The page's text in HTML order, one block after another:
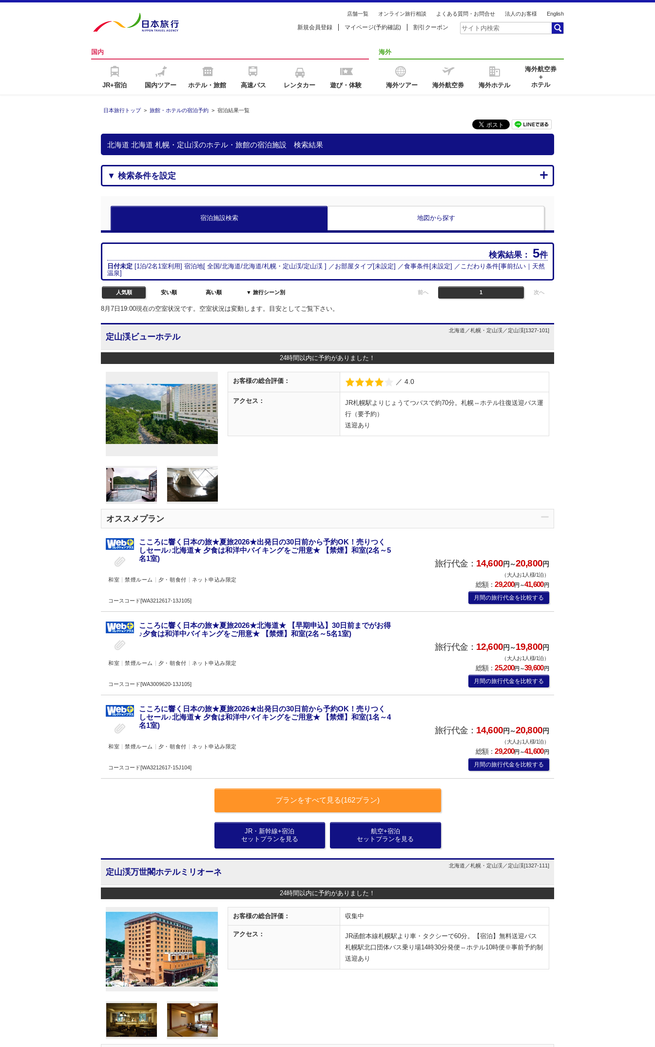
店舗一覧 オンライン旅行相談 よくある質問・お問合せ 法人のお客様 English
新規会員登録 マイページ(予約確認) 割引クーポン
国内
JR+宿泊 国内ツアー ホテル・旅館 高速バス レンタカー 遊び・体験
海外
海外ツアー 海外航空券 海外ホテル
海外航空券
＋
ホテル
日本旅行トップ > 旅館・ホテルの宿泊予約 > 宿泊結果一覧
北海道 北海道 札幌・定山渓のホテル・旅館の宿泊施設 検索結果
▼ 検索条件を設定
宿泊施設検索 地図から探す
検索結果： 5件
日付未定 [1泊/2名 1室利用] 宿泊地[ 全国/北海道/北海道/札幌・定山渓/定山渓 ] ／お部屋タイプ[未設定] ／食事条件[未設定] ／こだわり条件[事前払い ｜ 天然
温泉]
人気順 安い順 高い順 ▼ 旅行シーン別 前へ 1 次へ
8月7日19:00現在の空室状況です。空室状況は変動します。目安としてご覧下さい。
定山渓ビューホテル
北海道／札幌・定山渓／定山渓[1327-101]
24時間以内に予約がありました！
お客様の総合評価： ／ 4.0
アクセス：
JR札幌駅よりじょうてつバスで約70分。札幌⇔ホテル往復送迎バス運
行（要予約）
送迎あり
オススメプラン
こころに響く日本の旅★夏旅2026★出発日の30日前から予約OK！売りつく
しセール♪北海道★ 夕食は和洋中バイキングをご用意★ 【禁煙】和室(2名～5
名1室)
和室 禁煙ルーム 夕・朝食付 ネット申込み限定
旅行代金： 14,600円～20,800円
（大人お1人様/1泊）
総額：29,200円～41,600円
コースコード[WA3212617-13J105] 月間の旅行代金を比較する
こころに響く日本の旅★夏旅2026★北海道★ 【早期申込】30日前までがお得
♪夕食は和洋中バイキングをご用意★ 【禁煙】和室(2名～5名1室)
和室 禁煙ルーム 夕・朝食付 ネット申込み限定
旅行代金： 12,600円～19,800円
（大人お1人様/1泊）
総額：25,200円～39,600円
コースコード[WA3009620-13J105] 月間の旅行代金を比較する
こころに響く日本の旅★夏旅2026★出発日の30日前から予約OK！売りつく
しセール♪北海道★ 夕食は和洋中バイキングをご用意★ 【禁煙】和室(1名～4
名1室)
和室 禁煙ルーム 夕・朝食付 ネット申込み限定
旅行代金： 14,600円～20,800円
（大人お1人様/1泊）
総額：29,200円～41,600円
コースコード[WA3212617-15J104] 月間の旅行代金を比較する
プランをすべて見る(162プラン)
JR・新幹線+宿泊
セットプランを見る
航空+宿泊
セットプランを見る
定山渓万世閣ホテルミリオーネ
北海道／札幌・定山渓／定山渓[1327-111]
24時間以内に予約がありました！
お客様の総合評価： 収集中
アクセス：
JR函館本線札幌駅より車・タクシーで60分。【宿泊】無料送迎バス
札幌駅北口団体バス乗り場14時30分発便⇔ホテル10時便※事前予約制
送迎あり